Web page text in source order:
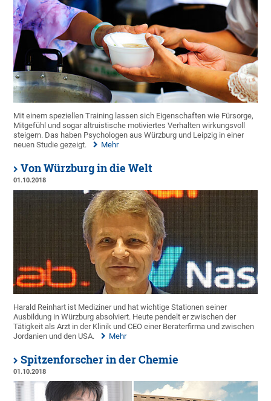
Mit einem speziellen Training lassen sich Eigenschaften wie Fürsorge,
Mitgefühl und sogar altruistische motiviertes Verhalten wirkungsvoll
steigern. Das haben Psychologen aus Würzburg und Leipzig in einer
neuen Studie gezeigt.
Mehr
Von Würzburg in die Welt
01.10.2018
Harald Reinhart ist Mediziner und hat wichtige Stationen seiner
Ausbildung in Würzburg absolviert. Heute pendelt er zwischen der
Tätigkeit als Arzt in der Klinik und CEO einer Beraterfirma und zwischen
Jordanien und den USA.
Mehr
Spitzenforscher in der Chemie
01.10.2018